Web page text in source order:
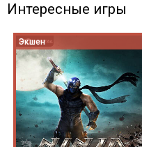
Интересные игры
Экшен